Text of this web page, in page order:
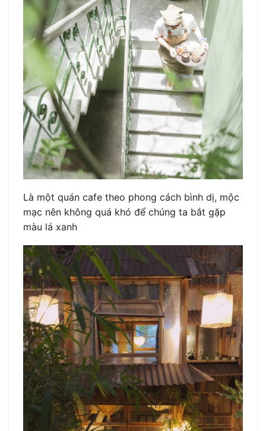
Là một quán cafe theo phong cách bình dị, mộc
mạc nên không quá khó để chúng ta bắt gặp
màu lá xanh